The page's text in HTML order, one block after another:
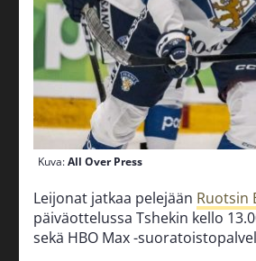
Kuva:All Over Press
Leijonat jatkaa pelejään Ruotsin
päiväottelussa Tshekin kello
sekä HBO Max -